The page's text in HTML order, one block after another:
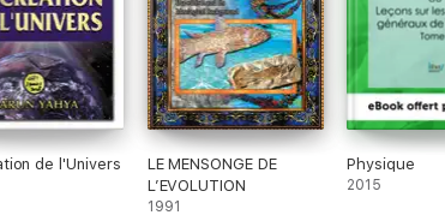
de l'Univers
LE MENSONGE DE
L’EVOLUTION
1991
Physique
2015